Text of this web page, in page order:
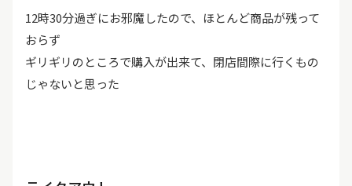
12時30分過ぎにお邪魔したので、ほとんど商品が残って
おらず
ギリギリのところで購入が出来て、閉店間際に行くもの
じゃないと思った